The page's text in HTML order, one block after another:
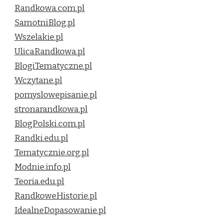
Randkowa.com.pl
SamotniBlog.pl
Wszelakie.pl
UlicaRandkowa.pl
BlogiTematyczne.pl
Wczytane.pl
pomyslowepisanie.pl
stronarandkowa.pl
BlogPolski.com.pl
Randki.edu.pl
Tematycznie.org.pl
Modnie.info.pl
Teoria.edu.pl
RandkoweHistorie.pl
IdealneDopasowanie.pl